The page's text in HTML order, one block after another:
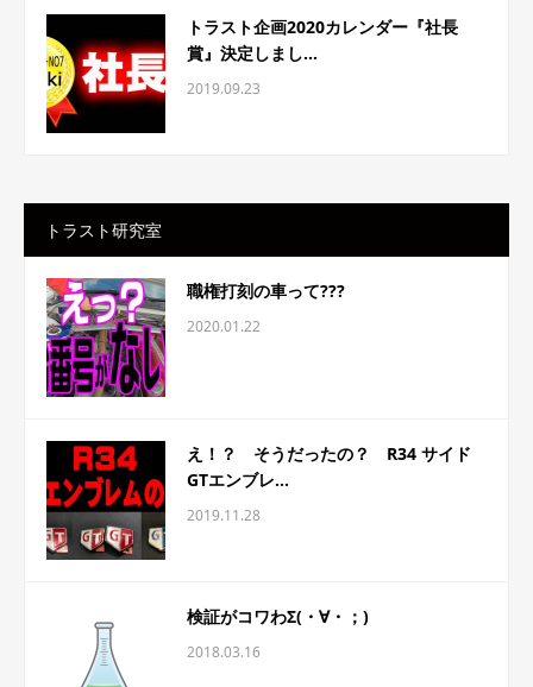
トラスト企画2020カレンダー『社長
賞』決定しまし...
2019.09.23
トラスト研究室
職権打刻の車って???
2020.01.22
え！？ そうだったの？ R34 サイド
GTエンブレ...
2019.11.28
検証がコワわΣ(・∀・；)
2018.03.16